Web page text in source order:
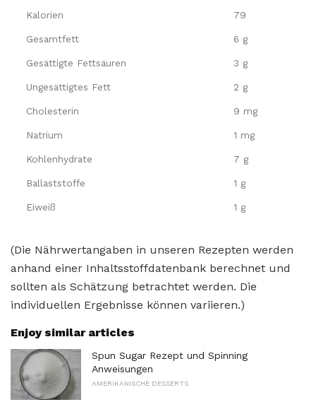
Kalorien 79
Gesamtfett 6 g
Gesättigte Fettsäuren 3 g
Ungesättigtes Fett 2 g
Cholesterin 9 mg
Natrium 1 mg
Kohlenhydrate 7 g
Ballaststoffe 1 g
Eiweiß 1 g
(Die Nährwertangaben in unseren Rezepten werden
anhand einer Inhaltsstoffdatenbank berechnet und
sollten als Schätzung betrachtet werden. Die
individuellen Ergebnisse können variieren.)
Enjoy similar articles
Spun Sugar Rezept und Spinning
Anweisungen
AMERIKANISCHE DESSERTS